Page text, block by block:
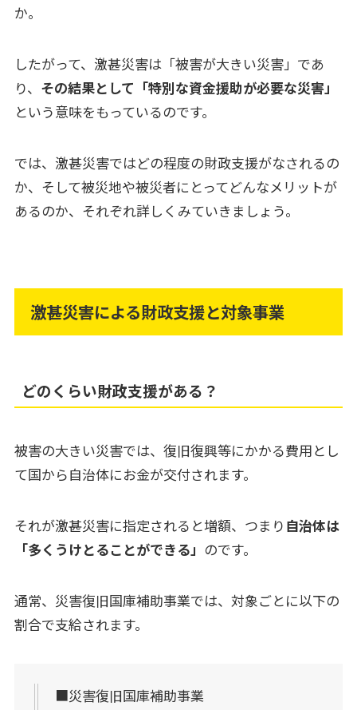
か。
したがって、激甚災害は「被害が大きい災害」であ
り、 その結果として「特別な資金援助が必要な災害」
という意味をもっているのです。
では、激甚災害ではどの程度の財政支援がなされるの
か、そして被災地や被災者にとってどんなメリットが
あるのか、それぞれ詳しくみていきましょう。
激甚災害による財政支援と対象事業
どのくらい財政支援がある？
被害の大きい災害では、復旧復興等にかかる費用とし
て国から自治体にお金が交付されます。
それが激甚災害に指定されると増額、つまり 自治体は
「多くうけとることができる」 のです。
通常、災害復旧国庫補助事業では、対象ごとに以下の
割合で支給されます。
■災害復旧国庫補助事業